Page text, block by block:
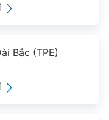
Bắc (TPE)